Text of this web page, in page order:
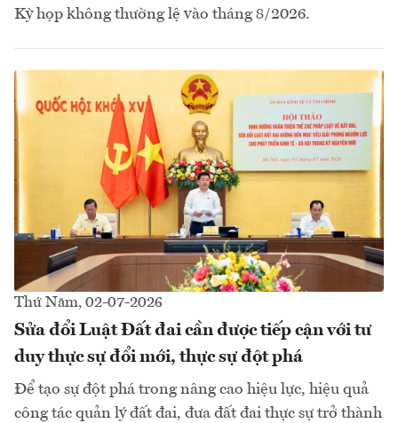
Kỳ họp không thường lệ vào tháng 8/2026.
Thứ Năm, 02-07-2026
Sửa đổi Luật Đất đai cần được tiếp cận với tư
duy thực sự đổi mới, thực sự đột phá
Để tạo sự đột phá trong nâng cao hiệu lực, hiệu quả
công tác quản lý đất đai, đưa đất đai thực sự trở thành